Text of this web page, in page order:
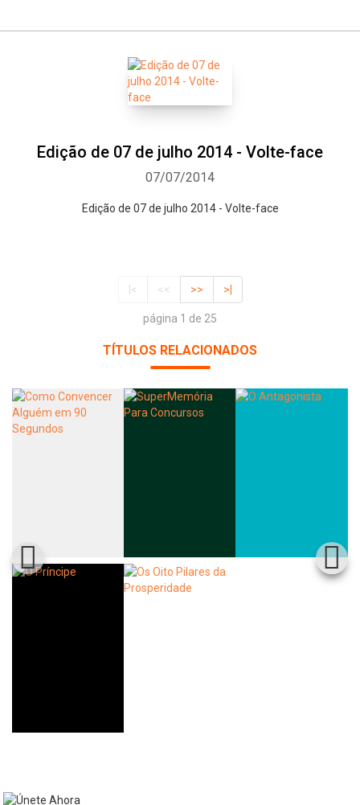
Edição de 07 de julho 2014 - Volte-face
07/07/2014
Edição de 07 de julho 2014 - Volte-face
|< << >> >|
página 1 de 25
TÍTULOS RELACIONADOS